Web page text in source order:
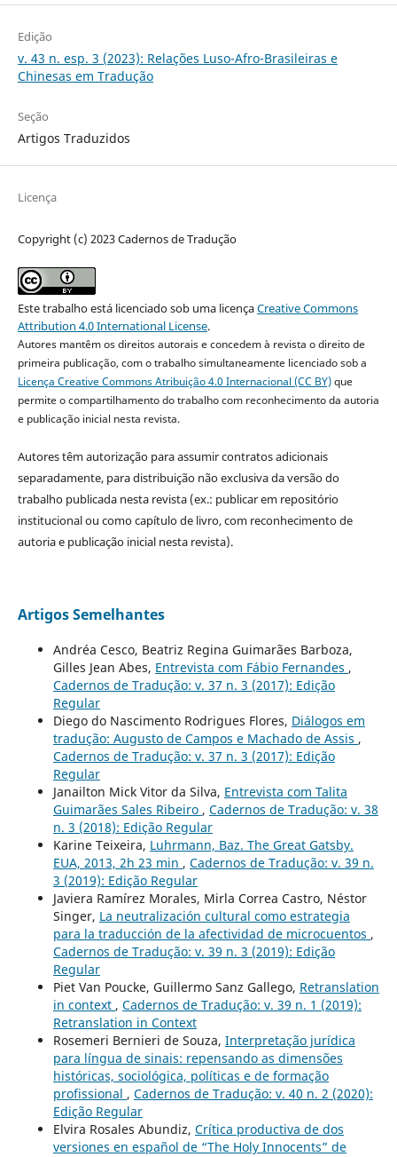
Edição
v. 43 n. esp. 3 (2023): Relações Luso-Afro-Brasileiras e
Chinesas em Tradução
Seção
Artigos Traduzidos
Licença
Copyright (c) 2023 Cadernos de Tradução
Este trabalho está licenciado sob uma licençaCreative Commons
Attribution 4.0 International License.
Autores mantêm os direitos autorais e concedem à revista o direito de
primeira publicação, com o trabalho simultaneamente licenciado sob a
Licença Creative Commons Atribuição 4.0 Internacional (CC BY)que
permite o compartilhamento do trabalho com reconhecimento da autoria
e publicação inicial nesta revista.
Autores têm autorização para assumir contratos adicionais
separadamente, para distribuição não exclusiva da versão do
trabalho publicada nesta revista (ex.: publicar em repositório
institucional ou como capítulo de livro, com reconhecimento de
autoria e publicação inicial nesta revista).
Artigos Semelhantes
Andréa Cesco, Beatriz Regina Guimarães Barboza,
Gilles Jean Abes, Entrevista com Fábio Fernandes ,
Cadernos de Tradução: v. 37 n. 3 (2017): Edição
Regular
Diego do Nascimento Rodrigues Flores, Diálogos em
tradução: Augusto de Campos e Machado de Assis ,
Cadernos de Tradução: v. 37 n. 3 (2017): Edição
Regular
Janailton Mick Vitor da Silva, Entrevista com Talita
Guimarães Sales Ribeiro , Cadernos de Tradução: v. 38
n. 3 (2018): Edição Regular
Karine Teixeira, Luhrmann, Baz. The Great Gatsby.
EUA, 2013, 2h 23 min , Cadernos de Tradução: v. 39 n.
3 (2019): Edição Regular
Javiera Ramírez Morales, Mirla Correa Castro, Néstor
Singer, La neutralización cultural como estrategia
para la traducción de la afectividad de microcuentos ,
Cadernos de Tradução: v. 39 n. 3 (2019): Edição
Regular
Piet Van Poucke, Guillermo Sanz Gallego, Retranslation
in context , Cadernos de Tradução: v. 39 n. 1 (2019):
Retranslation in Context
Rosemeri Bernieri de Souza, Interpretação jurídica
para língua de sinais: repensando as dimensões
históricas, sociológica, políticas e de formação
profissional , Cadernos de Tradução: v. 40 n. 2 (2020):
Edição Regular
Elvira Rosales Abundiz, Crítica productiva de dos
versiones en español de “The Holy Innocents” de